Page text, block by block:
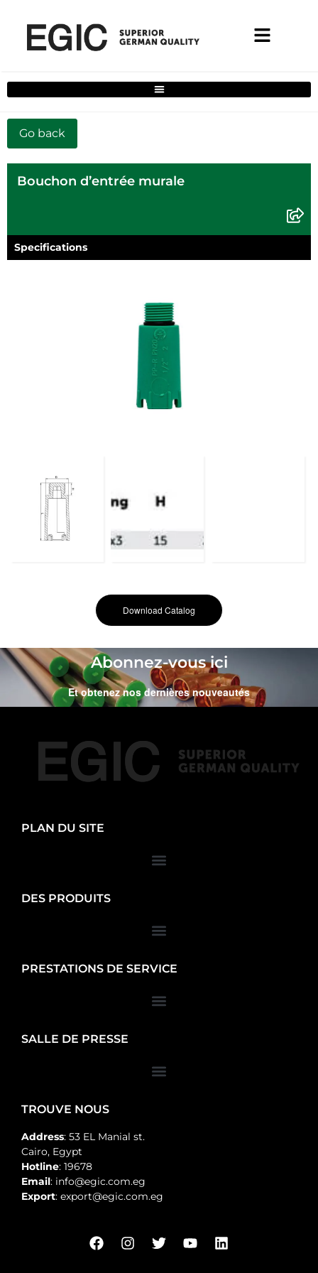
Filtre de solutions complètes pour la maison
Bouchon d’entrée murale
Specifications
Download Catalog
Abonnez-vous ici
Et obtenez nos dernières nouveautés
PLAN DU SITE
DES PRODUITS
PRESTATIONS DE SERVICE
SALLE DE PRESSE
TROUVE NOUS
Address: 53 EL Manial st.
Cairo, Egypt
Hotline: 19678
Email: info@egic.com.eg
Export: export@egic.com.eg